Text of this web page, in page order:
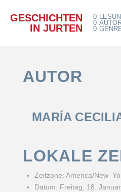
GESCHICHTEN
IN JURTEN
0
0
0
AUTOR
MARÍA
LOKALE
Zeitzone: America/
Datum: Freitag, 18.